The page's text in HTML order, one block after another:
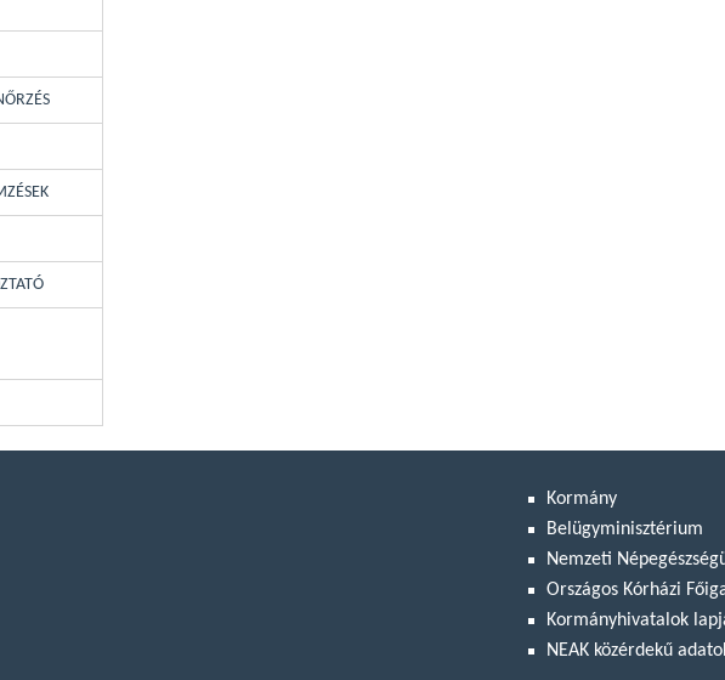
Kormány
Belügyminisztérium
Nemzeti
Országos Kórházi
Kormányhivatalok
NEAK közérdekű